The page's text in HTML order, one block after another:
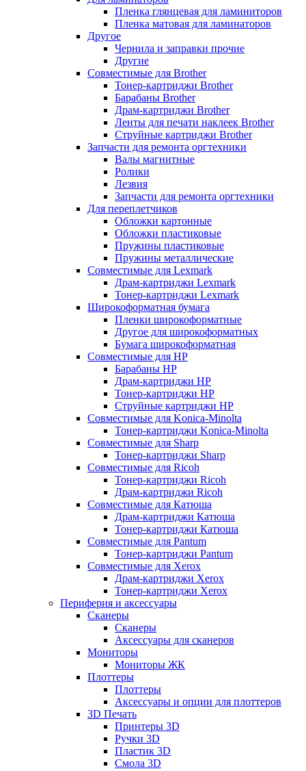
Пленка глянцевая для ламиниторов
Пленка матовая для ламинаторов
Другое
Чернила и заправки прочие
Другие
Совместимые для Brother
Тонер-картриджи Brother
Барабаны Brother
Драм-картриджи Brother
Ленты для печати наклеек Brother
Струйные картриджи Brother
Запчасти для ремонта оргтехники
Валы магнитные
Ролики
Лезвия
Запчасти для ремонта оргтехники
Для переплетчиков
Обложки картонные
Обложки пластиковые
Пружины пластиковые
Пружины металлические
Совместимые для Lexmark
Драм-картриджи Lexmark
Тонер-картриджи Lexmark
Широкоформатная бумага
Пленки широкоформатные
Другое для широкоформатных
Бумага широкоформатная
Совместимые для HP
Барабаны HP
Драм-картриджи HP
Тонер-картриджи HP
Струйные картриджи HP
Совместимые для Konica-Minolta
Тонер-картриджи Konica-Minolta
Совместимые для Sharp
Тонер-картриджи Sharp
Совместимые для Ricoh
Тонер-картриджи Ricoh
Драм-картриджи Ricoh
Совместимые для Катюша
Драм-картриджи Катюша
Тонер-картриджи Катюша
Совместимые для Pantum
Тонер-картриджи Pantum
Совместимые для Xerox
Драм-картриджи Xerox
Тонер-картриджи Xerox
Периферия и аксессуары
Сканеры
Сканеры
Аксессуары для сканеров
Мониторы
Мониторы ЖК
Плоттеры
Плоттеры
Аксессуары и опции для плоттеров
3D Печать
Принтеры 3D
Ручки 3D
Пластик 3D
Смола 3D